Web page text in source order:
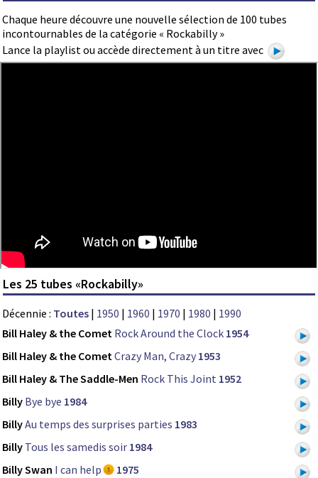
Chaque heure découvre une nouvelle sélection de 100 tubes
incontournables de la catégorie « Rockabilly »
Lance la playlist ou accède directement à un titre avec
Les 25 tubes «Rockabilly»
Décennie : Toutes | 1950 | 1960 | 1970 | 1980 | 1990
Bill Haley & the Comet Rock Around the Clock 1954
Bill Haley & the CometCrazy Man, Crazy 1953
Bill Haley & The Saddle-Men Rock This Joint 1952
Billy Bye bye 1984
BillyAu temps des surprises parties 1983
Billy Tous les samedis soir 1984
Billy Swan I can help
1975